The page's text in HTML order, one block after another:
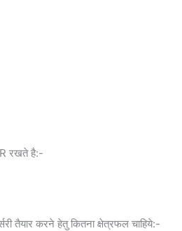
रखते है:-
तैयार करने हेतु कितना क्षेत्रफल चाहिये:-